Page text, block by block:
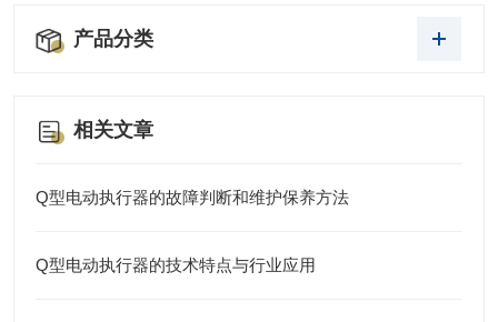
产品分类
相关文章
Q型电动执行器的故障判断和维护保养方法
Q型电动执行器的技术特点与行业应用